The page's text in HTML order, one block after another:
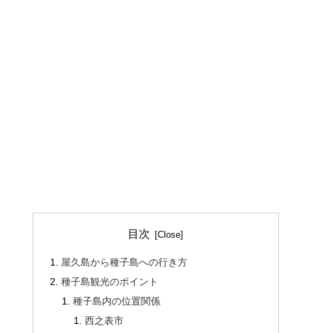
目次
屋久島から種子島への行き方
種子島観光のポイント
種子島内の位置関係
西之表市